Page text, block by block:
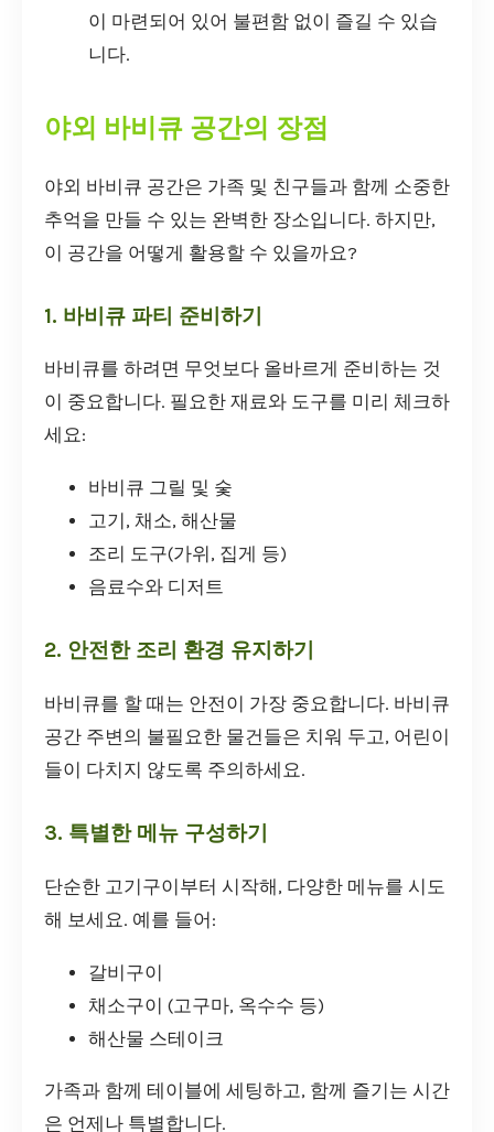
이 마련되어 있어 불편함 없이 즐길 수 있습
니다.
야외 바비큐 공간의 장점
야외 바비큐 공간은 가족 및 친구들과 함께 소중한
추억을 만들 수 있는 완벽한 장소입니다. 하지만,
이 공간을 어떻게 활용할 수 있을까요?
1. 바비큐 파티 준비하기
바비큐를 하려면 무엇보다 올바르게 준비하는 것
이 중요합니다. 필요한 재료와 도구를 미리 체크하
세요:
바비큐 그릴 및 숯
고기, 채소, 해산물
조리 도구(가위, 집게 등)
음료수와 디저트
2. 안전한 조리 환경 유지하기
바비큐를 할 때는 안전이 가장 중요합니다. 바비큐
공간 주변의 불필요한 물건들은 치워 두고, 어린이
들이 다치지 않도록 주의하세요.
3. 특별한 메뉴 구성하기
단순한 고기구이부터 시작해, 다양한 메뉴를 시도
해 보세요. 예를 들어:
갈비구이
채소구이 (고구마, 옥수수 등)
해산물 스테이크
가족과 함께 테이블에 세팅하고, 함께 즐기는 시간
은 언제나 특별합니다.